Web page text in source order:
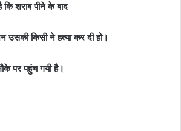
शराब पीने के बाद
उसकी किसी ने हत्या कर दी हो।
पर पहुंच गयी है।